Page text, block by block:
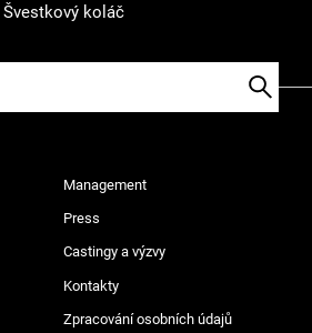
Švestkový koláč
Management
Press
Castingy a výzvy
Kontakty
Zpracování osobních údajů